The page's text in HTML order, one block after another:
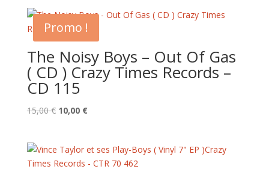
était :
15,00 €.
est :
10,00 €.
Promo !
The Noisy Boys – Out Of Gas
( CD ) Crazy Times Records –
CD 115
15,00€ Le
était :
15,00 €.
10,00 €Le
est :
10,00 €.